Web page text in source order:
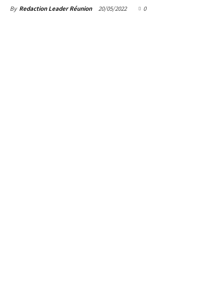
By Redaction Leader Réunion 20/05/2022 0